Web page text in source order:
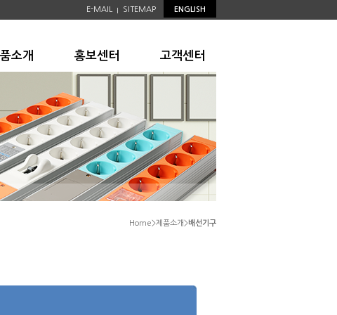
ENGLISH
SITEMAP
E-MAIL
고객센터
홍보센터
소개
Home>제품소개>배선기구